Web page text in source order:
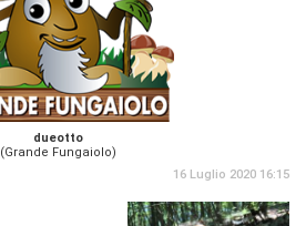
dueotto
(Grande Fungaiolo)
16 Luglio 2020 16:15